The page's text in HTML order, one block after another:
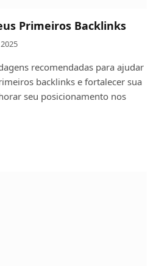
Primeiros Backlinks
recomendadas para ajudar
backlinks e fortalecer sua
seu posicionamento nos